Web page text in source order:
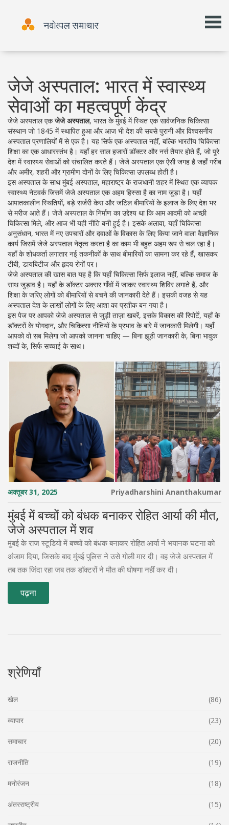
जेजे अस्पताल: भारत में स्वास्थ्य
सेवाओं का महत्वपूर्ण केंद्र
जेजे अस्पताल एकजेजे अस्पताल, भारत के मुंबई में स्थित एक सार्वजनिक चिकित्सा
संस्थान जो 1845 में स्थापित हुआ और आज भी देश की सबसे पुरानी और विश्वसनीय
अस्पताल प्रणालियों में से एक है । यह सिर्फ एक अस्पताल नहीं, बल्कि भारतीय चिकित्सा
शिक्षा का एक आधारस्तंभ है। यहाँ हर साल हजारों डॉक्टर और नर्स तैयार होते हैं, जो पूरे
देश में स्वास्थ्य सेवाओं को संचालित करते हैं। जेजे अस्पताल एक ऐसी जगह है जहाँ गरीब
और अमीर, शहरी और ग्रामीण दोनों के लिए चिकित्सा उपलब्ध होती है।
इस अस्पताल के साथमुंबई अस्पताल, महाराष्ट्र के राजधानी शहर में स्थित एक व्यापक
स्वास्थ्य नेटवर्क जिसमें जेजे अस्पताल एक अहम हिस्सा है का नाम जुड़ा है। यहाँ
आपातकालीन स्थितियों, बड़े सर्जरी केस और जटिल बीमारियों के इलाज के लिए देश भर
से मरीज आते हैं। जेजे अस्पताल के निर्माण का उद्देश्य था कि आम आदमी को अच्छी
चिकित्सा मिले, और आज भी यही नीति बनी हुई है। इसके अलावा, यहाँचिकित्सा
अनुसंधान, भारत में नए उपचारों और दवाओं के विकास के लिए किया जाने वाला वैज्ञानिक
कार्य जिसमें जेजे अस्पताल नेतृत्व करता है का काम भी बहुत अहम रूप से चल रहा है।
यहाँ के शोधकर्ता लगातार नई तकनीकों के साथ बीमारियों का सामना कर रहे हैं, खासकर
टीबी, डायबिटीज और हृदय रोगों पर।
जेजे अस्पताल की खास बात यह है कि यहाँ चिकित्सा सिर्फ इलाज नहीं, बल्कि समाज के
साथ जुड़ाव है। यहाँ के डॉक्टर अक्सर गाँवों में जाकर स्वास्थ्य शिविर लगाते हैं, और
शिक्षा के जरिए लोगों को बीमारियों से बचने की जानकारी देते हैं। इसकी वजह से यह
अस्पताल देश के लाखों लोगों के लिए आशा का प्रतीक बन गया है।
इस पेज पर आपको जेजे अस्पताल से जुड़ी ताज़ा खबरें, इसके विकास की रिपोर्टें, यहाँ के
डॉक्टरों के योगदान, और चिकित्सा नीतियों के प्रभाव के बारे में जानकारी मिलेगी। यहाँ
आपको वो सब मिलेगा जो आपको जानना चाहिए — बिना झूठी जानकारी के, बिना भावुक
शब्दों के, सिर्फ सच्चाई के साथ।
अक्तूबर 31, 2025 Priyadharshini Ananthakumar
मुंबई में बच्चों को बंधक बनाकर रोहित आर्या की मौत,
जेजे अस्पताल में शव
मुंबई के राज स्टूडियो में बच्चों को बंधक बनाकर रोहित आर्या ने भयानक घटना को
अंजाम दिया, जिसके बाद मुंबई पुलिस ने उसे गोली मार दी। वह जेजे अस्पताल में
तब तक जिंदा रहा जब तक डॉक्टरों ने मौत की घोषणा नहीं कर दी।
पढ़ना
श्रेणियाँ
खेल (86)
व्यापार (23)
समाचार (20)
राजनीति (19)
मनोरंजन (18)
अंतरराष्ट्रीय (15)